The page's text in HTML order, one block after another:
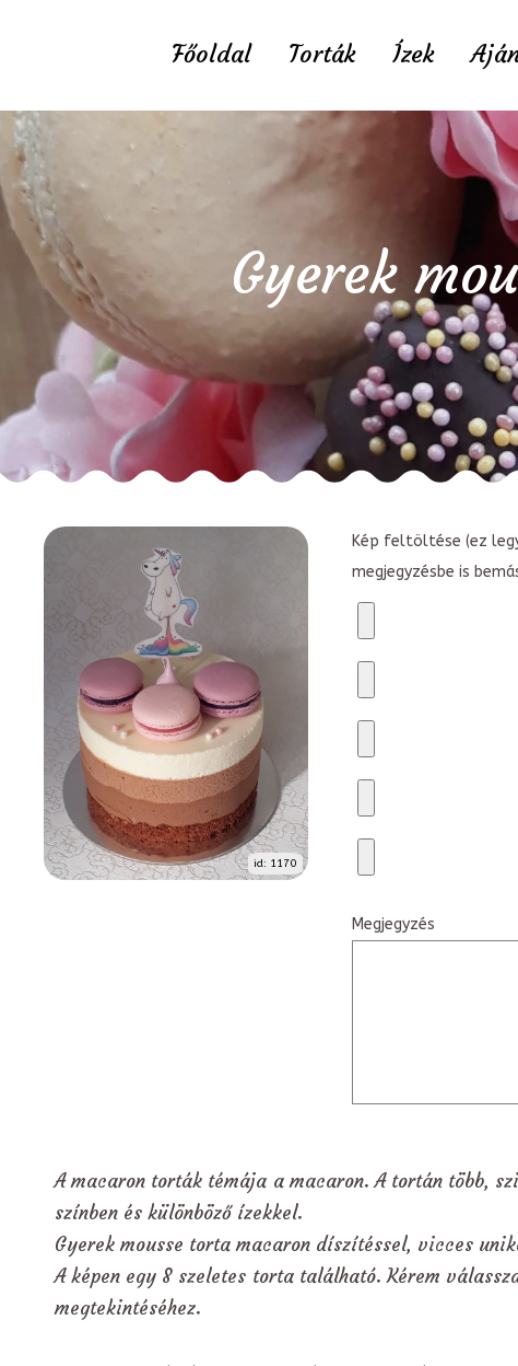
Főoldal Torták Ízek
Gyerek
id: 1170
Kép feltöltése (ez
megjegyzésbe is
Megjegyzés
A macaron torták témája a macaron. A tortán több,
színben és különböző ízekkel.
Gyerek mousse torta macaron díszítéssel, vicces
A képen egy 8 szeletes torta található. Kérem
megtekintéséhez.